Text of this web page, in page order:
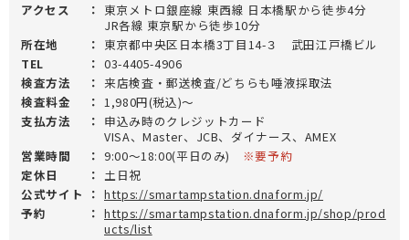
アクセス ： 東京メトロ銀座線 東西線 日本橋駅から徒歩4分
JR各線 東京駅から徒歩10分
所在地
： 東京都中央区日本橋3丁目14-３ 武田江戸橋ビル
TEL
： 03-4405-4906
検査方法
： 来店検査・郵送検査/どちらも唾液採取法
検査料金
： 1,980円(税込)～
支払方法
： 申込み時のクレジットカード
VISA、Master、JCB、ダイナース、AMEX
営業時間
： 9:00～18:00(平日のみ) ※要予約
定休日
： 土日祝
公式サイト
： https://smartampstation.dnaform.jp/
予約
： https://smartampstation.dnaform.jp/shop/prod
ucts/list